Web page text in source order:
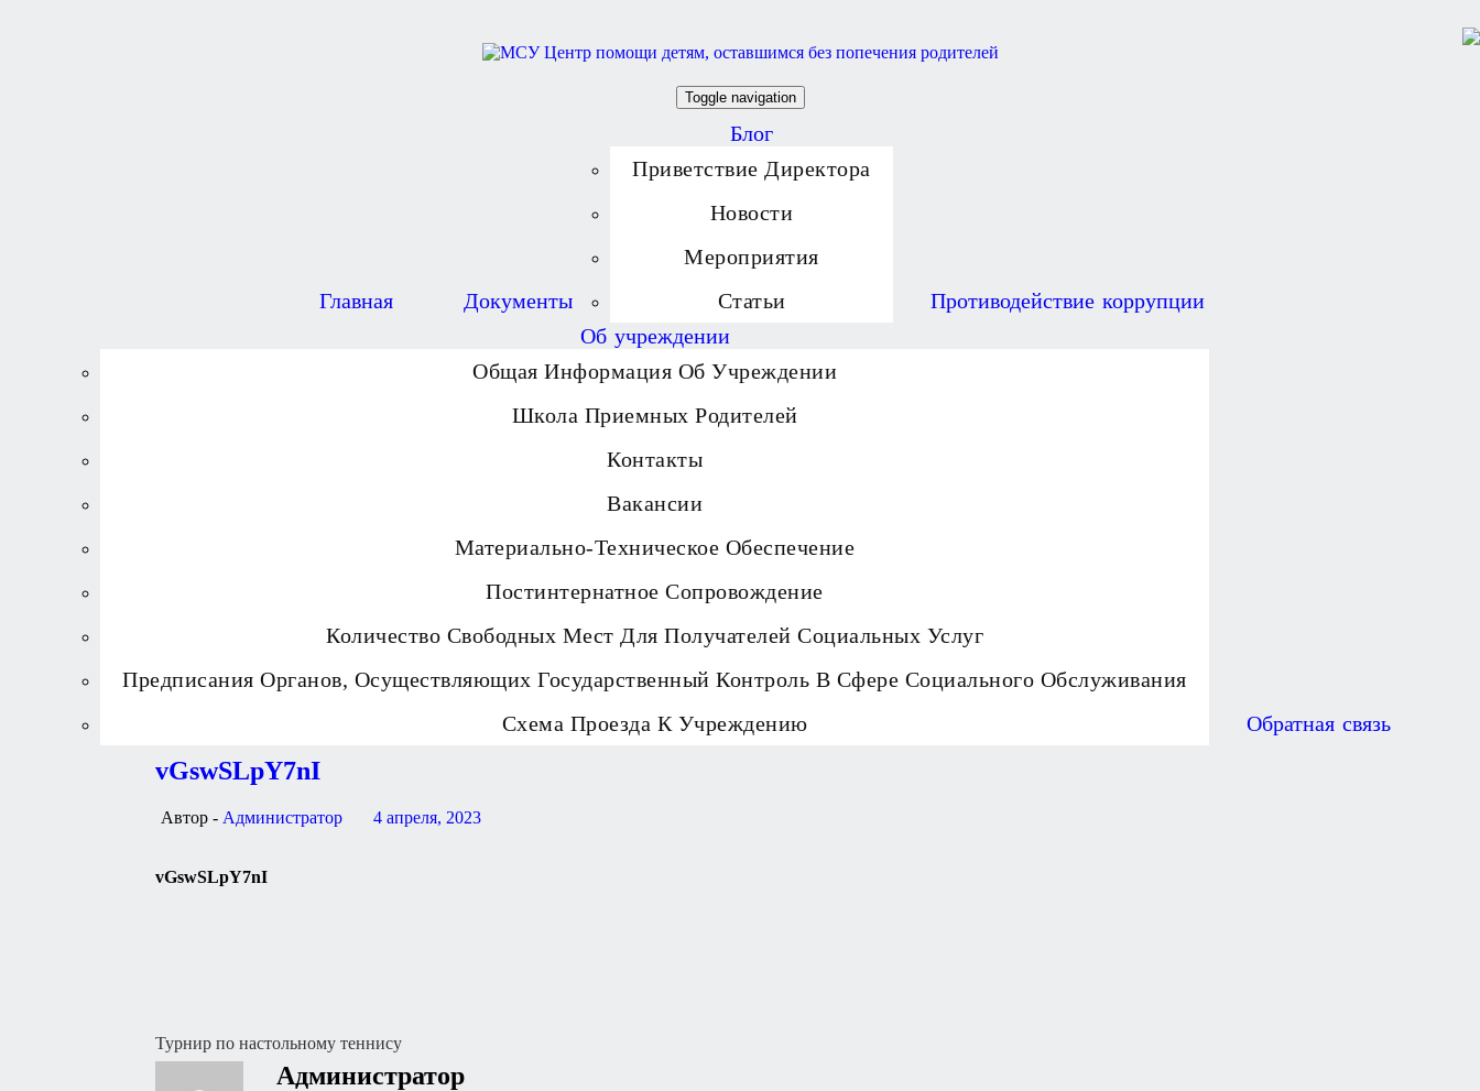
Toggle navigation
Главная Документы
Блог
Приветствие Директора
Новости
Мероприятия
Статьи
Противодействие коррупции
Об учреждении
Общая Информация Об Учреждении
Школа Приемных Родителей
Контакты
Вакансии
Материально-Техническое Обеспечение
Постинтернатное Сопровождение
Количество Свободных Мест Для Получателей Социальных Услуг
Предписания Органов, Осуществляющих Государственный Контроль В Сфере Социального Обслуживания
Схема Проезда К Учреждению
Обратная связь
vGswSLpY7nI
Автор - Администратор 4 апреля, 2023
vGswSLpY7nI
Навигация
Турнир по настольному теннису
Администратор